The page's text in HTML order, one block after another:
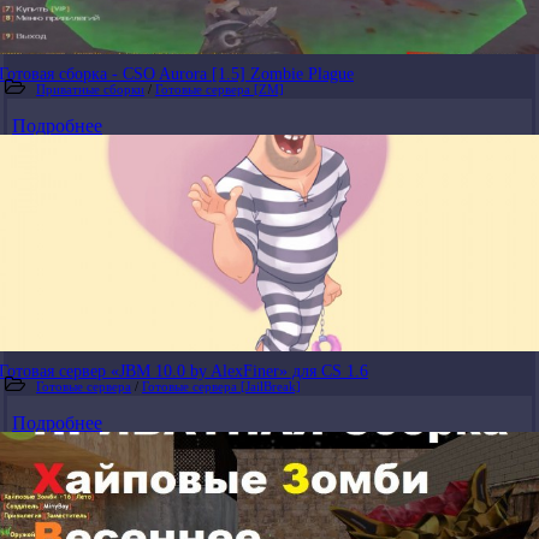
Готовая сборка - CSO Aurora [1.5] Zombie Plague
Приватные сборки / Готовые сервера [ZM]
Подробнее
Готовая сервер «JBM 10.0 by AlexFiner» для CS 1.6
Готовые сервера / Готовые сервера [JailBreak]
Подробнее